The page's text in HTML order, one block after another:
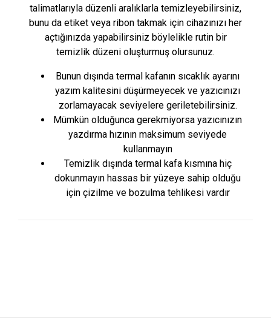
talimatlarıyla düzenli aralıklarla temizleyebilirsiniz,
bunu da etiket veya ribon takmak için cihazınızı her
açtığınızda yapabilirsiniz böylelikle rutin bir
temizlik düzeni oluşturmuş olursunuz.
Bunun dışında termal kafanın sıcaklık ayarını
yazım kalitesini düşürmeyecek ve yazıcınızı
zorlamayacak seviyelere geriletebilirsiniz.
Mümkün olduğunca gerekmiyorsa yazıcınızın
yazdırma hızının maksimum seviyede
kullanmayın
Temizlik dışında termal kafa kısmına hiç
dokunmayın hassas bir yüzeye sahip olduğu
için çizilme ve bozulma tehlikesi vardır